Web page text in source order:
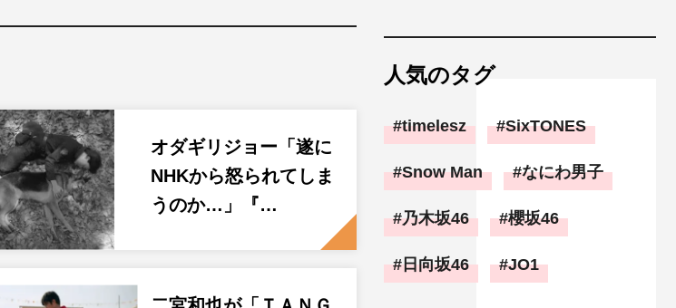
オダギリジョー「遂に
NHKから怒られてしま
うのか…」『…
人気のタグ
timelesz SixTONES
Snow Man なにわ男子
乃木坂46 櫻坂46
日向坂46 JO1